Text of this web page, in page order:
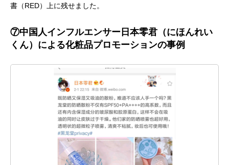
書（RED）上に残せました。
⑦中国人インフルエンサー日本零君（にほんれい
くん）による化粧品プロモーションの事例